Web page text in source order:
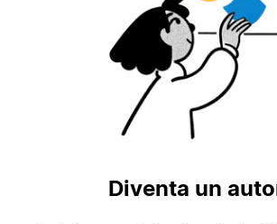
Diventa un